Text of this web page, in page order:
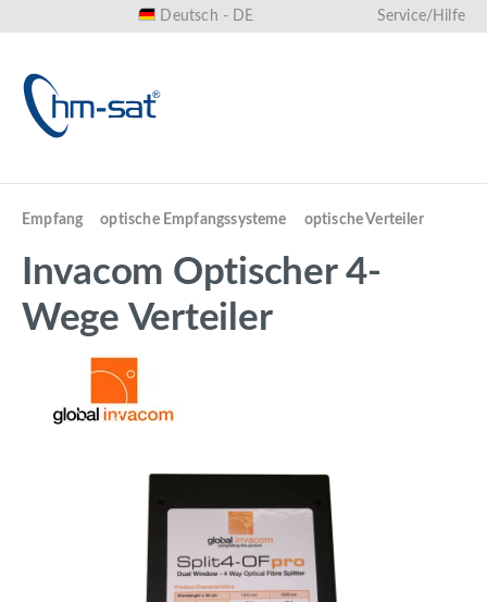
Deutsch - DE Service/Hilfe
Empfang optische Empfangssysteme optische Verteiler
Invacom Optischer 4-
Wege Verteiler
Bildergalerie überspringen